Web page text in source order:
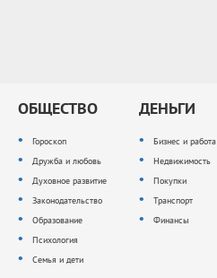
ОБЩЕСТВО
Гороскоп
Дружба и любовь
Духовное развитие
Законодательство
Образование
Психология
Семья и дети
ДЕНЬГИ
Бизнес и работа
Недвижимость
Покупки
Транспорт
Финансы